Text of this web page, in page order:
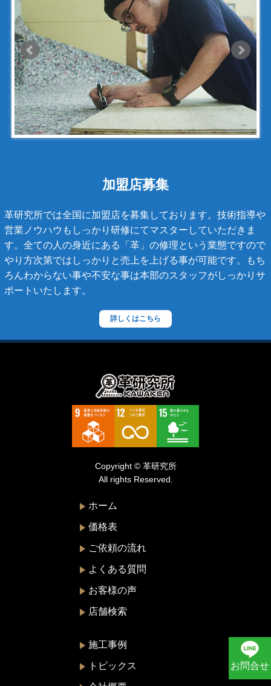
ジェニュイン・レザー
ジミーチュウ
ジャックゴム
シャネル
アンティグアライン
カンボンライン
キャビアスキン
スコッチグレイン
ステラーズ
セリーヌ
ダニエル・ボブ
ディーゼル
トゥモローランド
ドルチェ&ガッバーナ
バレンシアガ
ハンティングワールド
ビーアンドビーイタリア
ピエール・カルダン
加盟店募集
革研究所では全国に加盟店を募集しております。技術指導や
営業ノウハウもしっかり研修にてマスターしていただきま
す。全ての人の身近にある「革」の修理という業態ですので
やり方次第ではしっかりと売上を上げる事が可能です。もち
ろんわからない事や不安な事は本部のスタッフがしっかりサ
ポートいたします。
詳しくはこちら
Copyright © 革研究所
All rights Reserved.
ホーム
価格表
ご依頼の流れ
よくある質問
お客様の声
店舗検索
施工事例
トピックス お問合せ